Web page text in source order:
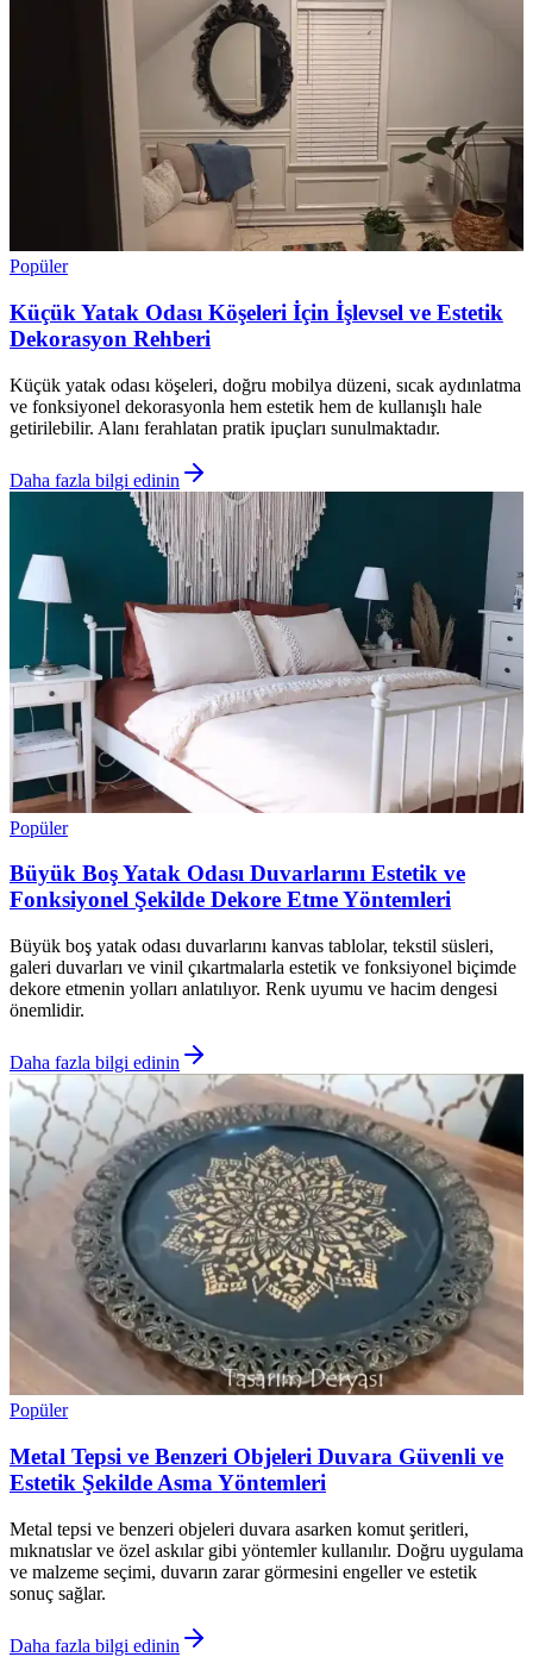
Popüler
Küçük Yatak Odası Köşeleri İçin İşlevsel ve Estetik
Dekorasyon Rehberi
Küçük yatak odası köşeleri, doğru mobilya düzeni, sıcak aydınlatma
ve fonksiyonel dekorasyonla hem estetik hem de kullanışlı hale
getirilebilir. Alanı ferahlatan pratik ipuçları sunulmaktadır.
Daha fazla bilgi edinin
Popüler
Büyük Boş Yatak Odası Duvarlarını Estetik ve
Fonksiyonel Şekilde Dekore Etme Yöntemleri
Büyük boş yatak odası duvarlarını kanvas tablolar, tekstil süsleri,
galeri duvarları ve vinil çıkartmalarla estetik ve fonksiyonel biçimde
dekore etmenin yolları anlatılıyor. Renk uyumu ve hacim dengesi
önemlidir.
Daha fazla bilgi edinin
Popüler
Metal Tepsi ve Benzeri Objeleri Duvara Güvenli ve
Estetik Şekilde Asma Yöntemleri
Metal tepsi ve benzeri objeleri duvara asarken komut şeritleri,
mıknatıslar ve özel askılar gibi yöntemler kullanılır. Doğru uygulama
ve malzeme seçimi, duvarın zarar görmesini engeller ve estetik
sonuç sağlar.
Daha fazla bilgi edinin